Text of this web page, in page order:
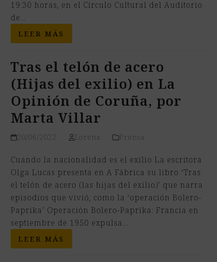
19:30 horas, en el Círculo Cultural del Auditorio
de…
LEER MÁS
Tras el telón de acero
(Hijas del exilio) en La
Opinión de Coruña, por
Marta Villar
20/06/2022 Lorena Prensa
Cuando la nacionalidad es el exilio La escritora
Olga Lucas presenta en A Fábrica su libro ‘Tras
el telón de acero (las hijas del exilio)’ que narra
episodios que vivió, como la ‘operación Bolero-
Paprika’ Operación Bolero-Paprika: Francia en
septiembre de 1950 expulsa…
LEER MÁS